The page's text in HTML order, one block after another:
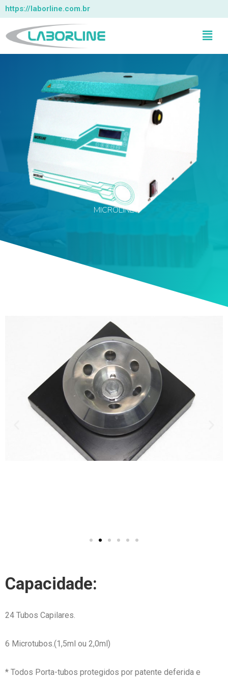
https://laborline.com.br
MICROLINE
Capacidade:
24 Tubos Capilares.
6 Microtubos.(1,5ml ou 2,0ml)
* Todos Porta-tubos protegidos por patente deferida e